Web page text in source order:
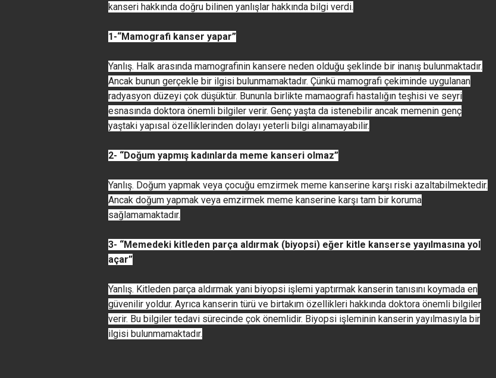
kanseri hakkında doğru bilinen yanlışlar hakkında bilgi verdi.
1-“Mamografi kanser yapar”
Yanlış. Halk arasında mamografinin kansere neden olduğu şeklinde bir inanış bulunmaktadır.
Ancak bunun gerçekle bir ilgisi bulunmamaktadır. Çünkü mamografi çekiminde uygulanan
radyasyon düzeyi çok düşüktür. Bununla birlikte mamaografi hastalığın teşhisi ve seyri
esnasında doktora önemli bilgiler verir. Genç yaşta da istenebilir ancak memenin genç
yaştaki yapısal özelliklerinden dolayı yeterli bilgi alınamayabilir.
2- “Doğum yapmış kadınlarda meme kanseri olmaz”
Yanlış. Doğum yapmak veya çocuğu emzirmek meme kanserine karşı riski azaltabilmektedir.
Ancak doğum yapmak veya emzirmek meme kanserine karşı tam bir koruma
sağlamamaktadır.
3- “Memedeki kitleden parça aldırmak (biyopsi) eğer kitle kanserse yayılmasına yol
açar”
Yanlış. Kitleden parça aldırmak yani biyopsi işlemi yaptırmak kanserin tanısını koymada en
güvenilir yoldur. Ayrıca kanserin türü ve birtakım özellikleri hakkında doktora önemli bilgiler
verir. Bu bilgiler tedavi sürecinde çok önemlidir. Biyopsi işleminin kanserin yayılmasıyla bir
ilgisi bulunmamaktadır.